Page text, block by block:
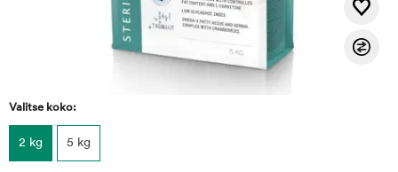
Valitse koko:
2 kg 5 kg